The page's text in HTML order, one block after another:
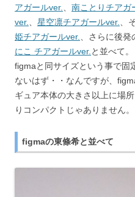
アガールver.、 南ことりチアガ
ver.、 星空凛チアガールver.、
姫チアガールver.、さらに後発
にこ チアガールver.と並べて。
figmaと同サイズという事で固
ないはず・・なんですが、
ギュア本体の大きさ以上に場
りコンパクトじゃありません。
figmaの東條希と並べて